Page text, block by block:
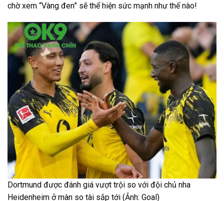
chờ xem “Vàng đen” sẽ thể hiện sức mạnh như thế nào!
Dortmund được đánh giá vượt trội so với đội chủ nha
Heidenheim ở màn so tài sắp tới (Ảnh: Goal)